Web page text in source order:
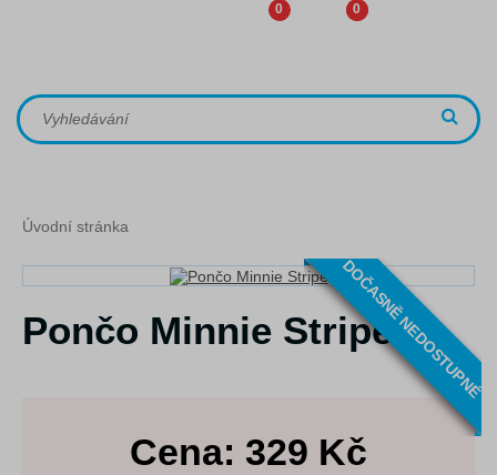
0 0
Úvodní stránka
DOČASNĚ NEDOSTUPNÉ
Pončo Minnie Stripe
Cena: 329 Kč